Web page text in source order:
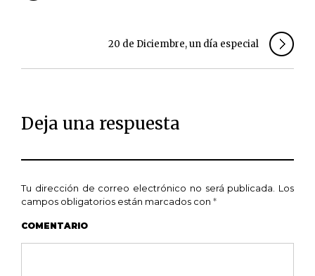
20 de Diciembre, un día especial
Deja una respuesta
Tu dirección de correo electrónico no será publicada.
Los
campos obligatorios están marcados con *
COMENTARIO